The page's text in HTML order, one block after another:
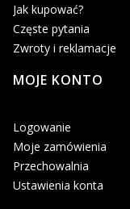
Jak kupować?
Częste pytania
Zwroty i reklamacje
MOJE KONTO
Logowanie
Moje zamówienia
Przechowalnia
Ustawienia konta